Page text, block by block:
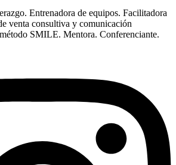
Entrenadora de equipos. Facilitadora
venta consultiva y comunicación
SMILE. Mentora. Conferenciante.